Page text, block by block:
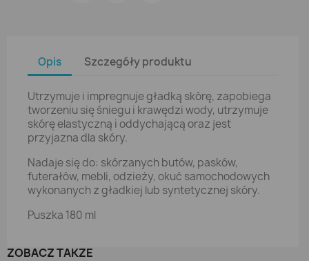
Opis Szczegóły produktu
Utrzymuje i impregnuje gładką skórę, zapobiega
tworzeniu się śniegu i krawędzi wody, utrzymuje
skórę elastyczną i oddychającą oraz jest
przyjazna dla skóry.
Nadaje się do: skórzanych butów, pasków,
futerałów, mebli, odzieży, okuć samochodowych
wykonanych z gładkiej lub syntetycznej skóry.
Puszka 180 ml
ZOBACZ TAKŻE